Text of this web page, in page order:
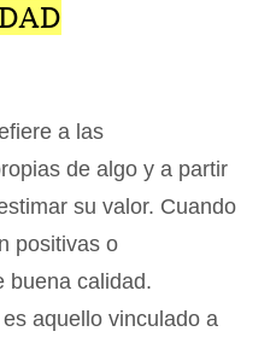
a las
de algo y a partir
su valor. Cuando
positivas o
buena calidad.
aquello vinculado a